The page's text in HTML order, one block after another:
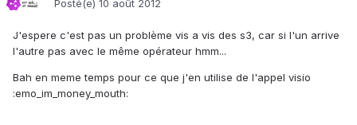
Posté(e) 10 août 2012
J'espere c'est pas un problème vis a vis des s3, car si l'un arrive
l'autre pas avec le même opérateur hmm...
Bah en meme temps pour ce que j'en utilise de l'appel visio
:emo_im_money_mouth: